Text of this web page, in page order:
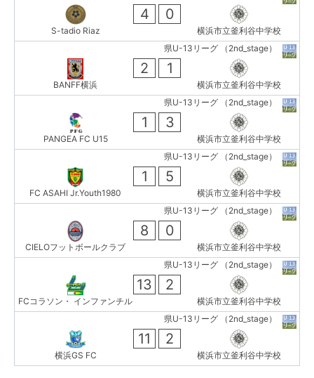
S-tadio Riaz
4 0
横浜市立釜利谷中学校
県U-13リーグ （2nd_stage）
BANFF横浜
2 1
横浜市立釜利谷中学校
県U-13リーグ （2nd_stage）
PANGEA FC U15
1 3
横浜市立釜利谷中学校
県U-13リーグ （2nd_stage）
FC ASAHI Jr.Youth1980
1 5
横浜市立釜利谷中学校
県U-13リーグ （2nd_stage）
CIELOフットボールクラブ
8 0
横浜市立釜利谷中学校
県U-13リーグ （2nd_stage）
FCコラソン・ インファンチル
13 2
横浜市立釜利谷中学校
県U-13リーグ （2nd_stage）
横浜GS FC
11 2
横浜市立釜利谷中学校